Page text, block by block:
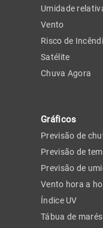
Umidade
Vento
Risco de
Satélite
Chuva Agora
Gráficos
Previsão de
Previsão de
Previsão de
Vento hora a
Índice UV
Tábua de marés